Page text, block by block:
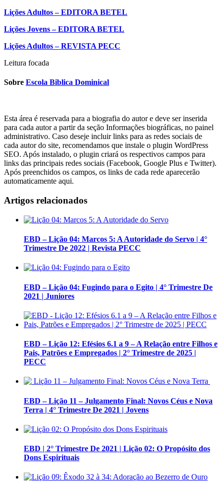
Lições Adultos – EDITORA BETEL
Lições Jovens – EDITORA BETEL
Lições Adultos – REVISTA PECC
Leitura focada
Sobre Escola Biblica Dominical
Esta área é reservada para a biografia do autor e deve ser inserida
para cada autor a partir da seção Informações biográficas, no painel
administrativo. Caso deseje incluir links para as redes sociais de
cada autor do site, recomendamos que instale o plugin WordPress
SEO. Após instalado, o plugin criará os respectivos campos para
links das principais redes sociais (Facebook, Google Plus e Twitter).
Após preenchidos os campos, os links de cada rede aparecerão
automaticamente aqui.
Artigos relacionados
EBD – Lição 04: Marcos 5: A Autoridade do Servo | 4°
Trimestre De 2022 | Revista PECC
EBD – Lição 04: Fugindo para o Egito | 4° Trimestre De
2021 | Juniores
EBD – Lição 12: Efésios 6.1 a 9 – A Relação entre Filhos e
Pais, Patrões e Empregados | 2° Trimestre de 2025 |
PECC
EBD – Lição 11 – Julgamento Final: Novos Céus e Nova
Terra | 4° Trimestre De 2021 | Jovens
EBD | 2° Trimestre De 2021 | Lição 02: O Propósito dos
Dons Espirituais